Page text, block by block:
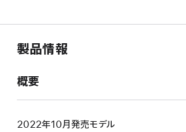
製品情報
概要
2022年10月発売モデル